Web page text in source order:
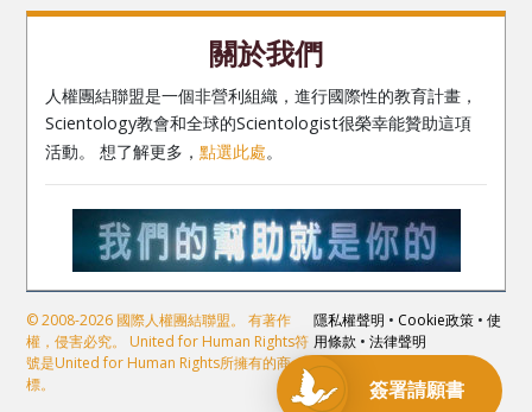
簽署請願書
關於我們
人權團結聯盟是一個非營利組織，進行國際性的教育計畫，
Scientology教會和全球的Scientologist很榮幸能贊助這項
活動。 想了解更多，點選此處。
© 2008-2026 國際人權團結聯盟。 有著作
權，侵害必究。 United for Human Rights符
號是United for Human Rights所擁有的商
標。
隱私權聲明 • Cookie政策 •使
用條款 •法律聲明